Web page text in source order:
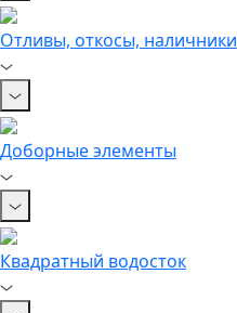
Отливы, откосы, наличники
Доборные элементы
Квадратный водосток